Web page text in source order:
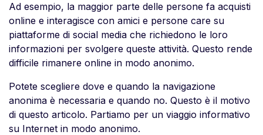
Ad esempio, la maggior parte delle persone fa acquisti
online e interagisce con amici e persone care su
piattaforme di social media che richiedono le loro
informazioni per svolgere queste attività. Questo rende
difficile rimanere online in modo anonimo.
Potete scegliere dove e quando la navigazione
anonima è necessaria e quando no. Questo è il motivo
di questo articolo. Partiamo per un viaggio informativo
su Internet in modo anonimo.